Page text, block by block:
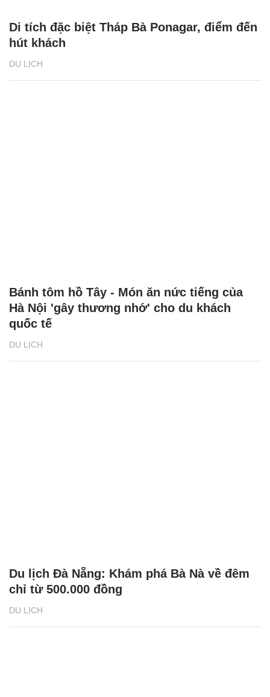
DU LỊCH
Di tích đặc biệt Tháp Bà Ponagar, điểm đến
hút khách
DU LỊCH
Bánh tôm hồ Tây - Món ăn nức tiếng của
Hà Nội 'gây thương nhớ' cho du khách
quốc tế
DU LỊCH
Du lịch Đà Nẵng: Khám phá Bà Nà về đêm
chỉ từ 500.000 đồng